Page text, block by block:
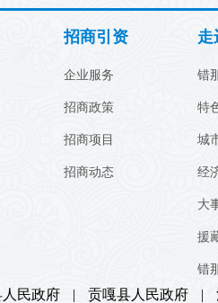
招商引资
企业服务
招商政策
招商项目
招商动态
走
错
特
城
经
大
援
错
民政府 | 贡嘎县人民政府 |